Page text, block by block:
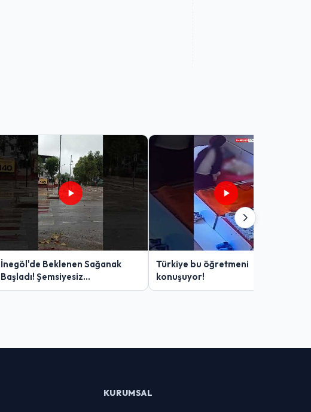
İnegöl'de Beklenen Sağanak
Başladı! Şemsiyesiz
Yakalananlar Zor Anlar Yaşadı
Türkiye bu öğretmeni
konuşuyor!
KURUMSAL